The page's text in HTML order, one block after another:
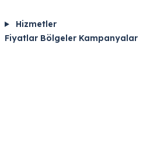
Hizmetler
Fiyatlar Bölgeler Kampanyalar